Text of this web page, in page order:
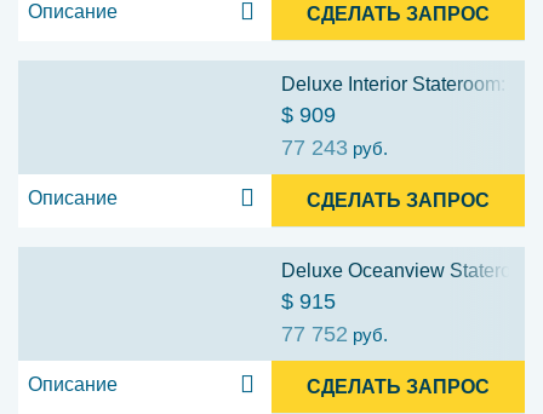
Описание СДЕЛАТЬ ЗАПРОС
Deluxe Interior Stateroom:
$ 909
77 243 руб.
Описание СДЕЛАТЬ ЗАПРОС
Deluxe Oceanview
$ 915
77 752 руб.
Описание СДЕЛАТЬ ЗАПРОС